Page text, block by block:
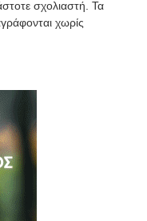
σχολιαστή. Τα
χωρίς